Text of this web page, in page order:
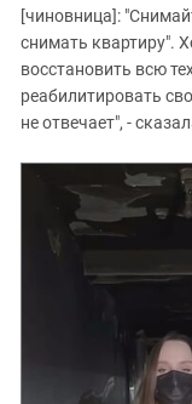
[чиновница]:
снимать квартиру".
восстановить всю
реабилитировать
не отвечает", -